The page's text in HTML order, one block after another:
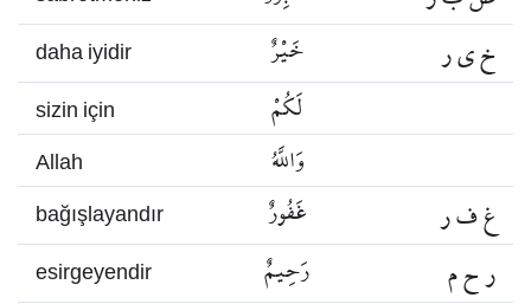
daha iyidir خَيْرٌ خ ي ر
sizin için لَكُمْ
Allah وَاللَّهُ
bağışlayandır غَفُورٌ غ ف ر
esirgeyendir رَحِيمٌ ر ح م